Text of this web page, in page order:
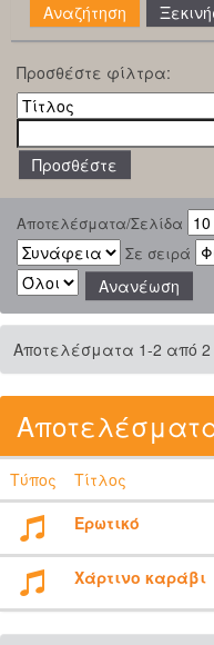
Προσθέστε φίλτρα:
Αποτελέσματα/Σελίδα
Σε σειρά
Αποτελέσματα 1-2 από 2
Τύπος Τίτλος
Ερωτικό
Χάρτινο καράβι